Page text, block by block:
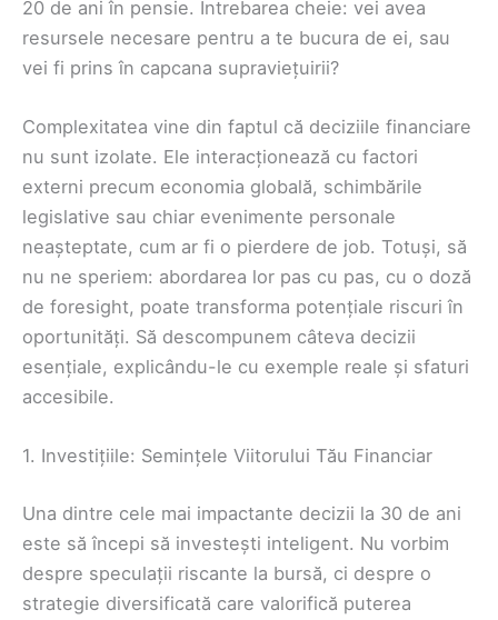
20 de ani în pensie. Întrebarea cheie: vei avea
resursele necesare pentru a te bucura de ei, sau
vei fi prins în capcana supraviețuirii?
Complexitatea vine din faptul că deciziile financiare
nu sunt izolate. Ele interacționează cu factori
externi precum economia globală, schimbările
legislative sau chiar evenimente personale
neașteptate, cum ar fi o pierdere de job. Totuși, să
nu ne speriem: abordarea lor pas cu pas, cu o doză
de foresight, poate transforma potențiale riscuri în
oportunități. Să descompunem câteva decizii
esențiale, explicându-le cu exemple reale și sfaturi
accesibile.
1. Investițiile: Semințele Viitorului Tău Financiar
Una dintre cele mai impactante decizii la 30 de ani
este să începi să investești inteligent. Nu vorbim
despre speculații riscante la bursă, ci despre o
strategie diversificată care valorifică puterea